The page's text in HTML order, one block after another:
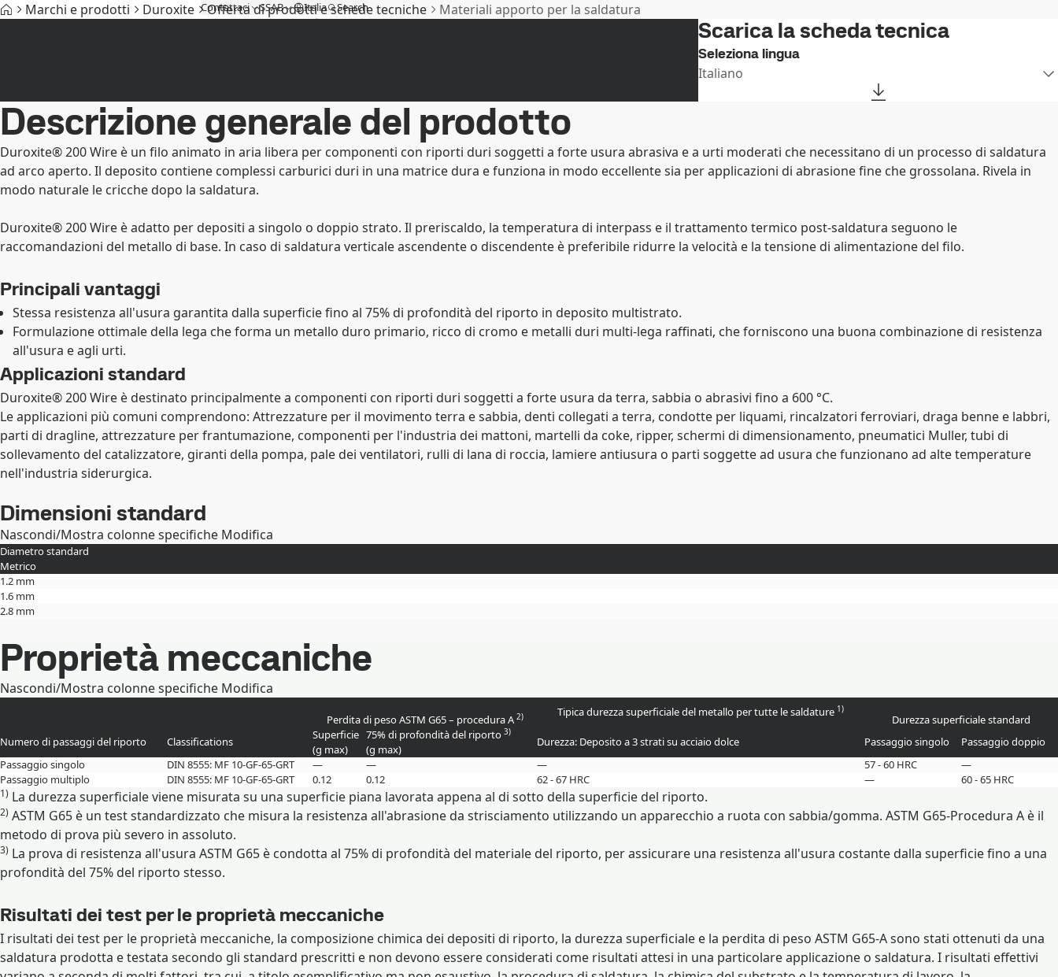
Contattaci SSAB Italia Search
Marchi e prodotti Acciaio fossil-free Assistenza tecnica MySSAB
Marchi e prodotti Duroxite Offerta di prodotti e schede tecniche Materiali apporto per la saldatura
Scarica la scheda tecnica
Seleziona lingua
Italiano
Descrizione generale del prodotto
Duroxite® 200 Wire è un filo animato in aria libera per componenti con riporti duri soggetti a forte usura abrasiva e a urti moderati che necessitano di un processo di saldatura
ad arco aperto. Il deposito contiene complessi carburici duri in una matrice dura e funziona in modo eccellente sia per applicazioni di abrasione fine che grossolana. Rivela in
modo naturale le cricche dopo la saldatura.
Duroxite® 200 Wire è adatto per depositi a singolo o doppio strato. Il preriscaldo, la temperatura di interpass e il trattamento termico post-saldatura seguono le
raccomandazioni del metallo di base. In caso di saldatura verticale ascendente o discendente è preferibile ridurre la velocità e la tensione di alimentazione del filo.
Principali vantaggi
Stessa resistenza all'usura garantita dalla superficie fino al 75% di profondità del riporto in deposito multistrato.
Formulazione ottimale della lega che forma un metallo duro primario, ricco di cromo e metalli duri multi-lega raffinati, che forniscono una buona combinazione di resistenza
all'usura e agli urti.
Applicazioni standard
Duroxite® 200 Wire è destinato principalmente a componenti con riporti duri soggetti a forte usura da terra, sabbia o abrasivi fino a 600 °C.
Le applicazioni più comuni comprendono: Attrezzature per il movimento terra e sabbia, denti collegati a terra, condotte per liquami, rincalzatori ferroviari, draga benne e labbri,
parti di dragline, attrezzature per frantumazione, componenti per l'industria dei mattoni, martelli da coke, ripper, schermi di dimensionamento, pneumatici Muller, tubi di
sollevamento del catalizzatore, giranti della pompa, pale dei ventilatori, rulli di lana di roccia, lamiere antiusura o parti soggette ad usura che funzionano ad alte temperature
nell'industria siderurgica.
Dimensioni standard
Nascondi/Mostra colonne specifiche Modifica
Diametro standard
Metrico
1.2 mm
1.6 mm
2.8 mm
Proprietà meccaniche
Nascondi/Mostra colonne specifiche Modifica
Perdita di peso ASTM G65 – procedura A 2) Tipica durezza superficiale del metallo per tutte le saldature 1)
Durezza superficiale standard
Numero di passaggi del riporto
Classifications
Superficie
(g max)
75% di profondità del riporto 3)
(g max)
Durezza: Deposito a 3 strati su acciaio dolce Passaggio singolo
Passaggio doppio
Passaggio singolo
DIN 8555: MF 10-GF-65-GRT — — — 57 - 60 HRC
—
Passaggio multiplo
DIN 8555: MF 10-GF-65-GRT 0.12 0.12 62 - 67 HRC — 60 - 65 HRC
1) La durezza superficiale viene misurata su una superficie piana lavorata appena al di sotto della superficie del riporto.
2) ASTM G65 è un test standardizzato che misura la resistenza all'abrasione da strisciamento utilizzando un apparecchio a ruota con sabbia/gomma. ASTM G65-Procedura A è il
metodo di prova più severo in assoluto.
3) La prova di resistenza all'usura ASTM G65 è condotta al 75% di profondità del materiale del riporto, per assicurare una resistenza all'usura costante dalla superficie fino a una
profondità del 75% del riporto stesso.
Risultati dei test per le proprietà meccaniche
I risultati dei test per le proprietà meccaniche, la composizione chimica dei depositi di riporto, la durezza superficiale e la perdita di peso ASTM G65-A sono stati ottenuti da una
saldatura prodotta e testata secondo gli standard prescritti e non devono essere considerati come risultati attesi in una particolare applicazione o saldatura. I risultati effettivi